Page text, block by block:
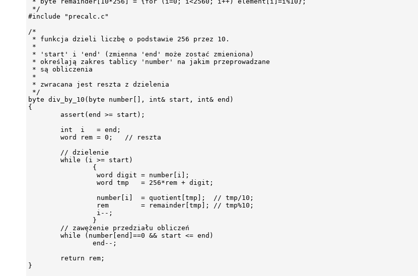
*/
#include "precalc.c"
/*
* funkcja dzieli liczbę o podstawie 256 przez 10.
*
* 'start' i 'end' (zmienna 'end' może zostać zmieniona)
* określają zakres tablicy 'number' na jakim przeprowadzane
* są obliczenia
*
* zwracana jest reszta z dzielenia
*/
byte div_by_10(byte number[], int& start, int& end)
{
        assert(end >= start);
        int  i   = end;
        word rem = 0;   // reszta
        // dzielenie
        while (i >= start)
                {
                 word digit = number[i];
                 word tmp   = 256*rem + digit;
                 number[i]  = quotient[tmp];  // tmp/10;
                 rem        = remainder[tmp]; // tmp%10;
                 i--;
                }
        // zawężenie przedziału obliczeń
        while (number[end]==0 && start <= end)
                end--;
        return rem;
}